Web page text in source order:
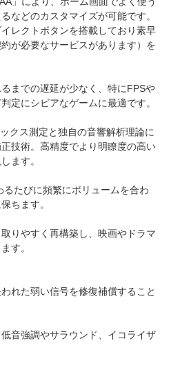
などのカスタマイズが可能です。
レクトボタンを搭載しており素早
が必要なサービスがあります）を
までの遅延が少なく、特にFPSや
定にシビアなゲームに最適です。
クス測定と独自の音響解析理論に
技術。高精度でより明瞭度の高い
ます。
たびに頻繁にボリュームを合わ
ちます。
やすく再構築し、映画やドラマ
す。
た弱い信号を修復補償すること
音強調やサラウンド、イコライザ